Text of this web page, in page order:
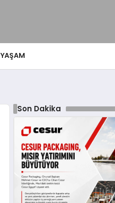
YAŞAM
Son Dakika